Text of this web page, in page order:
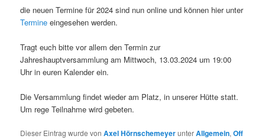
die neuen Termine für 2024 sind nun online und können hier unter
Termine eingesehen werden.
Tragt euch bitte vor allem den Termin zur
Jahreshauptversammlung am Mittwoch, 13.03.2024 um 19:00
Uhr in euren Kalender ein.
Die Versammlung findet wieder am Platz, in unserer Hütte statt.
Um rege Teilnahme wird gebeten.
Dieser Eintrag wurde vonAxel HörnschemeyerunterAllgemein,Off